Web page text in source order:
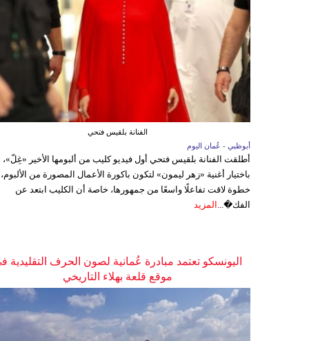
الفنانة بلقيس فتحي
أبوظبي - عُمان اليوم
أطلقت الفنانة بلقيس فتحي أول فيديو كليب من ألبومها الأخير «غِلّ»،
باختيار أغنية «زهر ليمون» لتكون باكورة الأعمال المصورة من
خطوة لاقت تفاعلًا واسعًا من جمهورها، خاصة أن الكليب ابتعد عن
الفك�... المزيد
اليونسكو تعتمد مبادرة عُمانية لصون الحرف التقليدية
موقع قلعة بهلاء التاريخي